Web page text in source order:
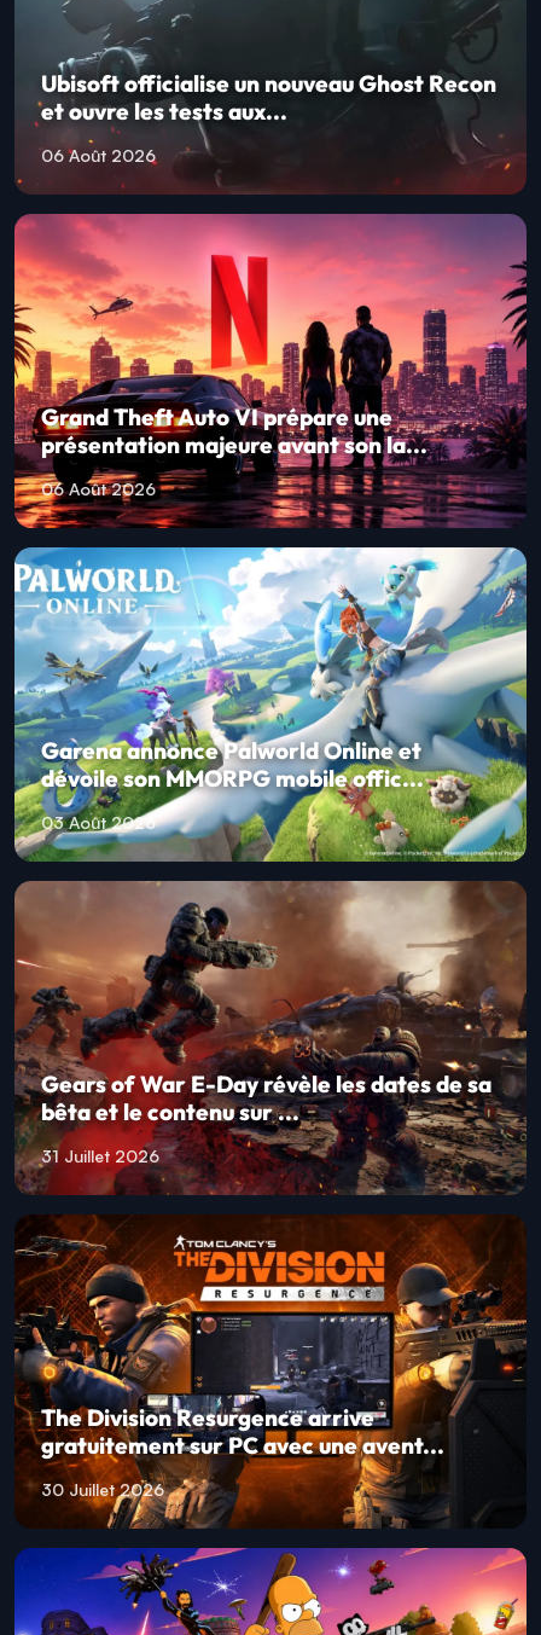
Ubisoft officialise un nouveau Ghost Recon
et ouvre les tests aux...
06 Août 2026
Grand Theft Auto VI prépare une
présentation majeure avant son la...
06 Août 2026
Garena annonce Palworld Online et
dévoile son MMORPG mobile offic...
03 Août 2026
Gears of War E-Day révèle les dates de sa
bêta et le contenu sur ...
31 Juillet 2026
The Division Resurgence arrive
gratuitement sur PC avec une avent...
30 Juillet 2026